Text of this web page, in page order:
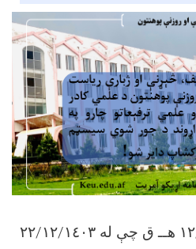
چهارشنبې ورځ ١٢/٩/١٤٤٦ هــ ق چې له ٢٢/١٢/١٤٠٣